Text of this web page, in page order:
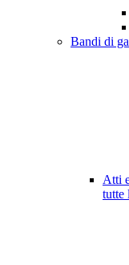
Bandi di
Atti
tutte